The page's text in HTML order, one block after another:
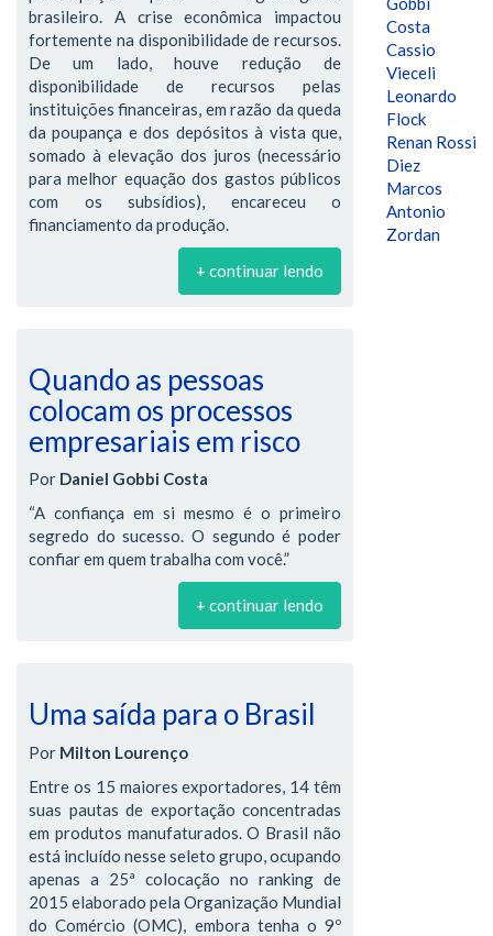
brasileiro. A crise econômica impactou
fortemente na disponibilidade de recursos.
De um lado, houve redução de
disponibilidade de recursos pelas
instituições financeiras, em razão da queda
da poupança e dos depósitos à vista que,
somado à elevação dos juros (necessário
para melhor equação dos gastos públicos
com os subsídios), encareceu o
financiamento da produção.
+ continuar lendo
Quando as pessoas
colocam os processos
empresariais em risco
Por Daniel Gobbi Costa
“A confiança em si mesmo é o primeiro
segredo do sucesso. O segundo é poder
confiar em quem trabalha com você.”
+ continuar lendo
Uma saída para o Brasil
Por Milton Lourenço
Entre os 15 maiores exportadores, 14 têm
suas pautas de exportação concentradas
em produtos manufaturados. O Brasil não
está incluído nesse seleto grupo, ocupando
apenas a 25ª colocação no ranking de
2015 elaborado pela Organização Mundial
do Comércio (OMC), embora tenha o 9º
Costa
Cassio
Vieceli
Leonardo
Flock
Renan Rossi
Diez
Marcos
Antonio
Zordan